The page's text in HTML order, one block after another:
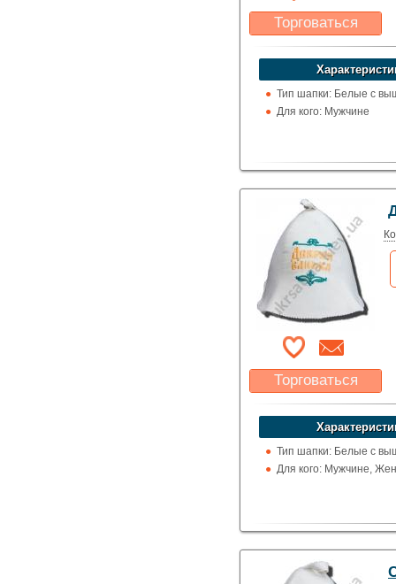
Торговаться
Какая цена Вас
устроит?
Указать цену
Тип шапки: Белые с
Для кого: Мужчине
Торговаться
Какая цена Вас
устроит?
Указать цену
Тип шапки: Белые с
Для кого: Мужчине,